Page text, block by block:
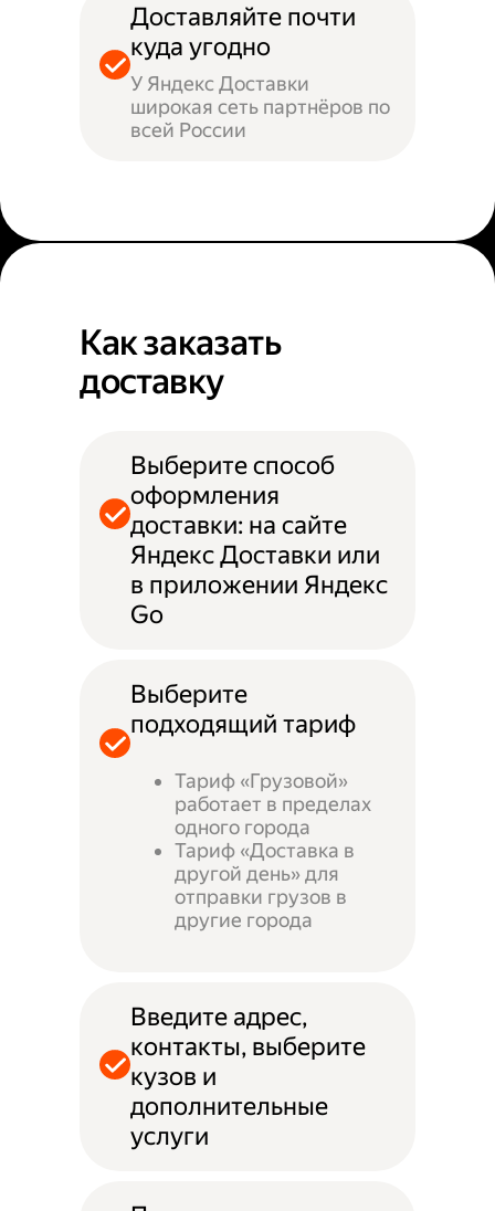
Доставляйте почти
куда угодно
У Яндекс Доставки
широкая сеть партнёров по
всей России
Как заказать
доставку
Выберите способ
оформления
доставки: на сайте
Яндекс Доставки или
в приложении Яндекс
Go
Выберите
подходящий тариф
Тариф «Грузовой»
работает в пределах
одного города
Тариф «Доставка в
другой день» для
отправки грузов в
другие города
Введите адрес,
контакты, выберите
кузов и
дополнительные
услуги